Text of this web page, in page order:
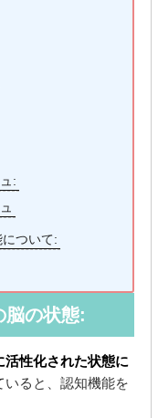
:
ついて:
脳の状態:
性化された状態に
いると、認知機能を